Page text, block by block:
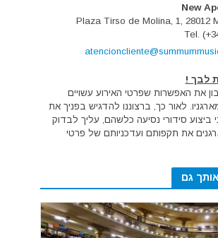
New
Plaza Tirso de Molina, 1, 28012
Tel.
לבך !
את האפשרות שפרטי האירוע עשויים
לאור כך, ברצוננו להדגיש בפניך את
ביצוע סידורי נסיעה כלשהם, עליך לבדוק
את תקפותם ועדכניותם של פרטי
אותך גם